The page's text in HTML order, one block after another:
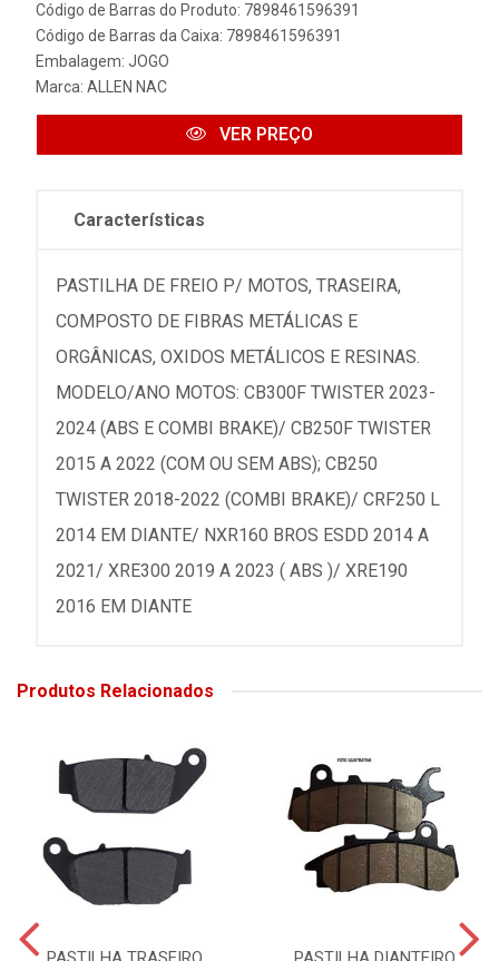
Código de Barras do Produto: 7898461596391
Código de Barras da Caixa: 7898461596391
Embalagem: JOGO
Marca: ALLEN NAC
VER PREÇO
Características
PASTILHA DE FREIO P/ MOTOS, TRASEIRA,
COMPOSTO DE FIBRAS METÁLICAS E
ORGÂNICAS, OXIDOS METÁLICOS E RESINAS.
MODELO/ANO MOTOS: CB300F TWISTER 2023-
2024 (ABS E COMBI BRAKE)/ CB250F TWISTER
2015 A 2022 (COM OU SEM ABS); CB250
TWISTER 2018-2022 (COMBI BRAKE)/ CRF250 L
2014 EM DIANTE/ NXR160 BROS ESDD 2014 A
2021/ XRE300 2019 A 2023 ( ABS )/ XRE190
2016 EM DIANTE
Produtos Relacionados